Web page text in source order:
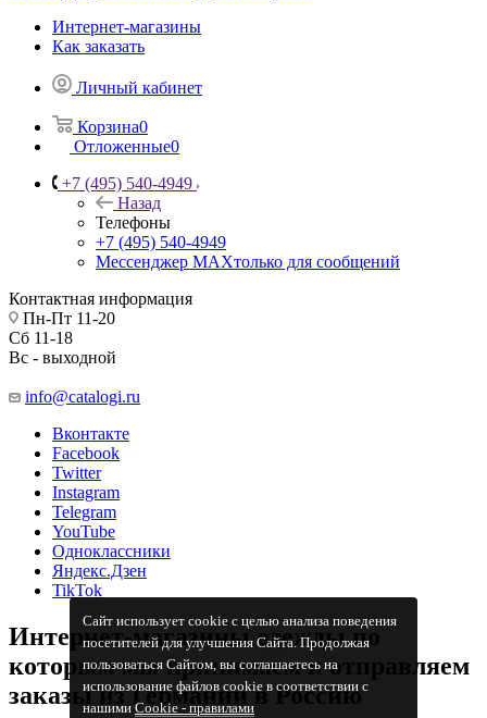
Сайт использует cookie с целью анализа поведения
посетителей для улучшения Сайта. Продолжая
пользоваться Сайтом, вы соглашаетесь на
использование файлов cookie в соответствии с
нашимиCookiе - правилами
Интернет-магазины
Как заказать
Личный кабинет
Корзина0
Отложенные0
+7 (495) 540-4949
Назад
Телефоны
+7 (495) 540-4949
Мессенджер МАХтолько для сообщений
Контактная информация
Пн-Пт 11-20
Сб 11-18
Вс - выходной
info@catalogi.ru
Вконтакте
Facebook
Twitter
Instagram
Telegram
YouTube
Одноклассники
Яндекс.Дзен
TikTok
Интернет-магазины одежды по
которым мы принимаем и отправляем
заказы из Германии в Россию